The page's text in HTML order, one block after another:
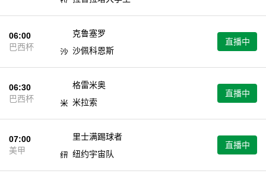
06:00
巴西杯
克鲁塞罗
沙佩科恩斯
直播中
06:30
巴西杯
格雷米奥
米拉索
直播中
07:00
美甲
里士满踢球者
纽约宇宙队
直播中